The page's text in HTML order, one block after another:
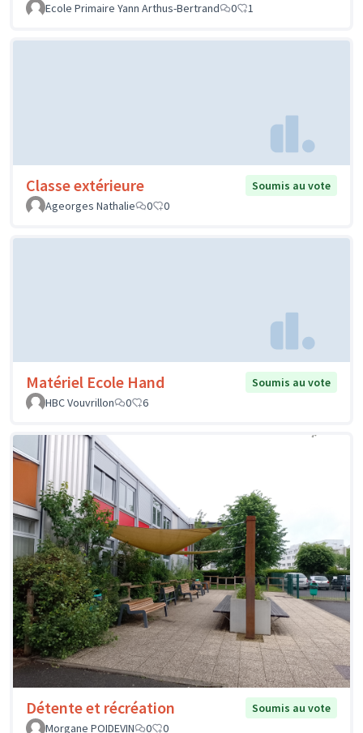
Ecole Primaire Yann Arthus-Bertrand
0 1
Classe extérieure
Soumis au vote
Ageorges Nathalie
0 0
Matériel Ecole Hand
Soumis au vote
HBC Vouvrillon
0 6
Détente et récréation
Soumis au vote
Morgane POIDEVIN
0 0